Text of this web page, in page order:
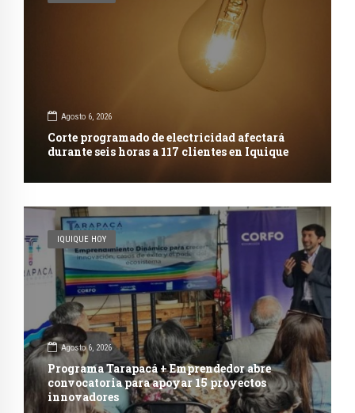
Agosto 6, 2026
Corte programado de electricidad afectará
durante seis horas a 117 clientes en Iquique
IQUIQUE HOY
Agosto 6, 2026
Programa Tarapacá + Emprendedor abre
convocatoria para apoyar 15 proyectos
innovadores